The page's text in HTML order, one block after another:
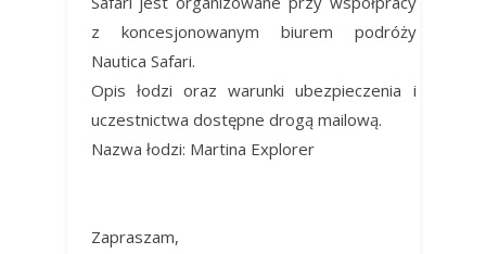
z koncesjonowanym biurem podróży
Nautica Safari.
Opis łodzi oraz warunki ubezpieczenia i
uczestnictwa dostępne drogą mailową.
Nazwa łodzi: Martina Explorer
Zapraszam,